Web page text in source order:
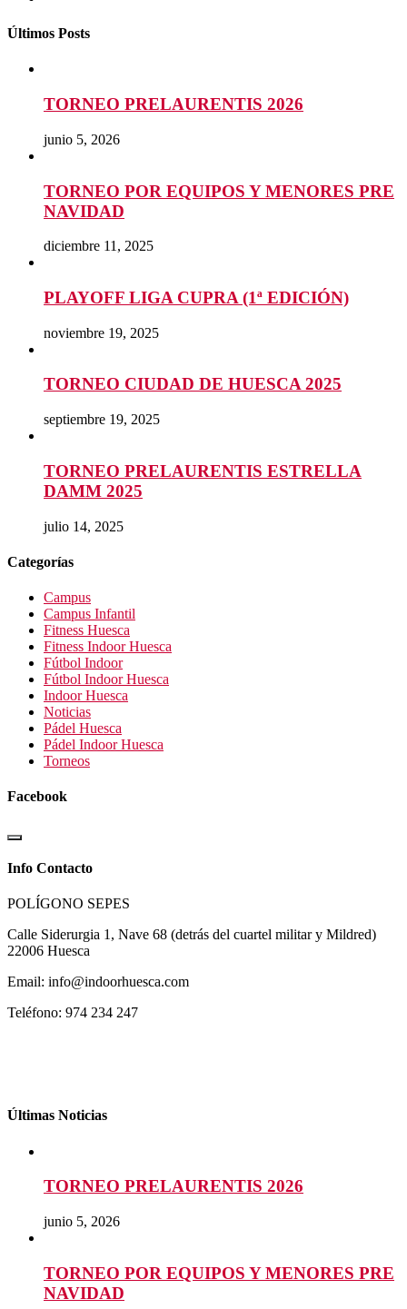
Últimos Posts
TORNEO PRELAURENTIS 2026
junio 5, 2026
TORNEO POR EQUIPOS Y MENORES PRE
NAVIDAD
diciembre 11, 2025
PLAYOFF LIGA CUPRA (1ª EDICIÓN)
noviembre 19, 2025
TORNEO CIUDAD DE HUESCA 2025
septiembre 19, 2025
TORNEO PRELAURENTIS ESTRELLA
DAMM 2025
julio 14, 2025
Categorías
Campus
Campus Infantil
Fitness Huesca
Fitness Indoor Huesca
Fútbol Indoor
Fútbol Indoor Huesca
Indoor Huesca
Noticias
Pádel Huesca
Pádel Indoor Huesca
Torneos
Facebook
Info Contacto
POLÍGONO SEPES
Calle Siderurgia 1, Nave 68 (detrás del cuartel militar y Mildred)
22006 Huesca
Email: info@indoorhuesca.com
Teléfono: 974 234 247
Últimas Noticias
TORNEO PRELAURENTIS 2026
junio 5, 2026
TORNEO POR EQUIPOS Y MENORES PRE
NAVIDAD